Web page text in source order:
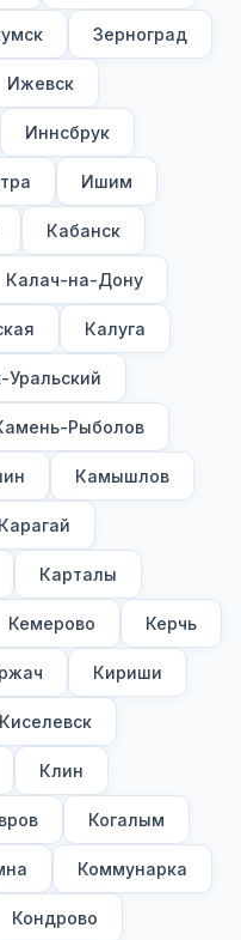
Зерноград
Ижевск
Иннсбрук
Ишим
Кабанск
Калач-на-Дону
Калуга
Уральский
Рыболов
Камышлов
Карагай
Карталы
Кемерово Керчь
Кириши
Киселевск
Клин
Когалым
Коммунарка
Кондрово